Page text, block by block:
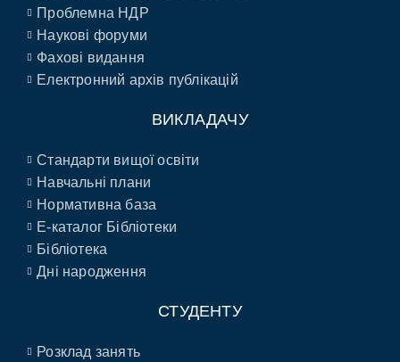
Проблемна НДР
Наукові форуми
Фахові видання
Електронний архів публікацій
ВИКЛАДАЧУ
Стандарти вищої освіти
Навчальні плани
Нормативна база
E-каталог Бібліотеки
Бібліотека
Дні народження
СТУДЕНТУ
Розклад занять